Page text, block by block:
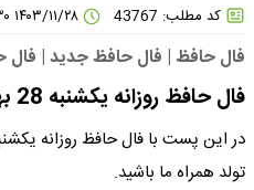
کد مطلب: 43767
فال حافظ | فال حافظ جدید | فال حافظ
فال حافظ روزانه یکشنبه 28 بهمن 1403
تولد همراه ما باشید.